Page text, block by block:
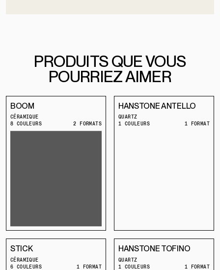
PRODUITS QUE VOUS
POURRIEZ AIMER
BOOM
CÉRAMIQUE
8 COULEURS
2 FORMATS
HANSTONE ANTELLO
QUARTZ
1 COULEURS
1 FORMAT
STICK
CÉRAMIQUE
6 COULEURS
1 FORMAT
HANSTONE TOFINO
QUARTZ
1 COULEURS
1 FORMAT